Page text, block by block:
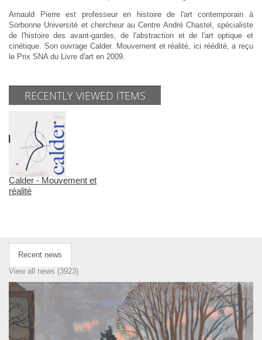
Arnauld Pierre est professeur en histoire de l'art contemporain à
Sorbonne Université et chercheur au Centre André Chastel, spécialiste
de l'histoire des avant-gardes, de l'abstraction et de l'art optique et
cinétique. Son ouvrage Calder. Mouvement et réalité, ici réédité, a reçu
le Prix SNA du Livre d'art en 2009.
RECENTLY VIEWED ITEMS
Calder - Mouvement et
réalité
Recent news
View all news (3923)